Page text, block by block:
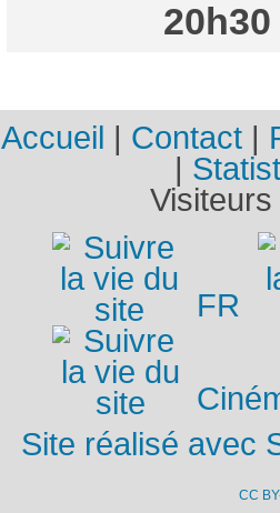
20h30
Accueil | Contact |
|
FR
Site réalisé avec
CC